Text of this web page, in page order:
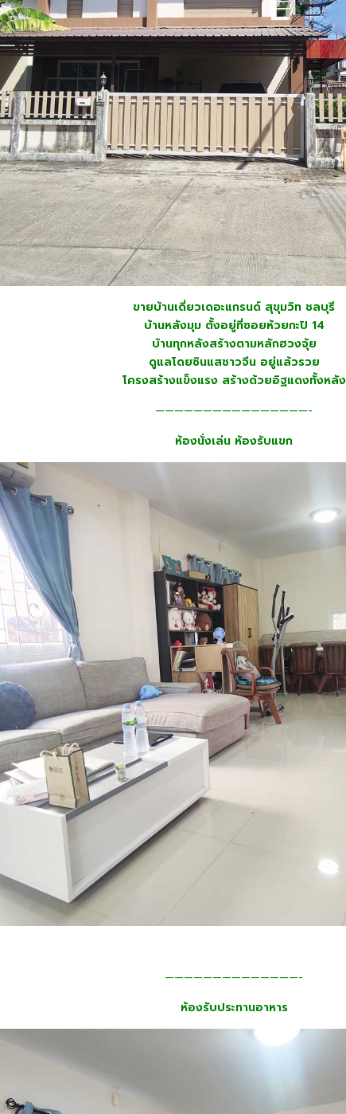
ขายบ้านเดี่ยวเดอะแกรนด์ สุขุมวิท ชลบุรี
บ้านหลังมุม ตั้งอยู่ที่ซอยห้วยกะปิ 14
บ้านทุกหลังสร้างตามหลักฮวงจุ้ย
ดูแลโดยซินแสชาวจีน อยู่แล้วรวย
โครงสร้างแข็งแรง สร้างด้วยอิฐแดงทั้งหลัง
————————————————-
ห้องนั่งเล่น ห้องรับแขก
——————————————-
ห้องรับประทานอาหาร